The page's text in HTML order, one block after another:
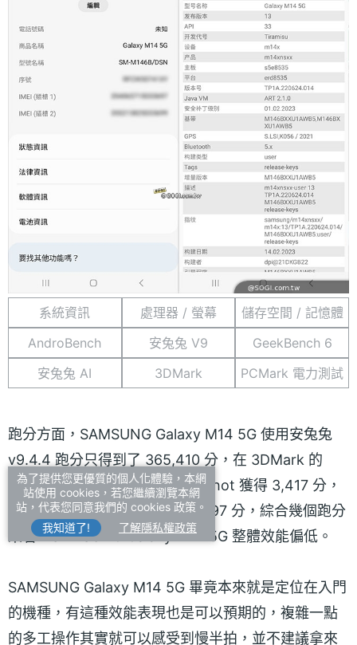
系統資訊 處理器 / 螢幕
儲存空間 / 記憶體
AndroBench
安兔兔 V9
GeekBench 6
安兔兔 AI
3DMark PCMark 電力測試
跑分方面，SAMSUNG Galaxy M14 5G 使用安兔兔
v9.4.4 跑分只得到了 365,410 分，在 3DMark 的
Sling Shot 系列測試中，Sling Shot 獲得 3,417 分，
Sling Shot Extreme 則獲得 2,497 分，綜合幾個跑分
來看，SAMSUNG Galaxy M14 5G 整體效能偏低。
SAMSUNG Galaxy M14 5G 畢竟本來就是定位在入門
的機種，有這種效能表現也是可以預期的，複雜一點
的多工操作其實就可以感受到慢半拍，並不建議拿來
為了提供您更優質的個人化體驗，本網
站使用 cookies，若您繼續瀏覽本網
站，代表您同意我們的 cookies 政策。
我知道了!
了解隱私權政策